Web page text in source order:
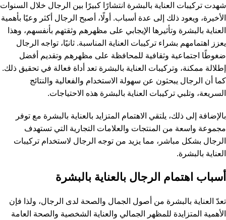
شهدت تركيبات العناية بالبشرة انتشارًا كبيرًا بين الرجال خلال السنوات
الأخيرة، ويعود ذلك إلى عدة أسباب. أولًا، أصبح الرجال أكثر وعيًا بأهمية
العناية بالبشرة وتأثيرها الإيجابي على مظهرهم وثقتهم بأنفسهم، وهذا
يعزز اهتمامهم بشراء تركيبات العناية المناسبة. ثانيًا، تواجه الرجال
ضغوطًا اجتماعية وثقافية للمحافظة على مظهرهم وتقديم أفضل
إطلالة ممكنة، وتركيبات العناية بالبشرة تعد أداة فعالة في تحقيق ذلك.
كما أن الرجال يبحثون عن سهولة الاستخدام والفعالية والنتائج
السريعة، وتلبي تركيبات العناية بالبشرة هذه الاحتياجات.
بالإضافة إلى ذلك، يلتقي الاهتمام المتزايد بالعناية بالبشرة مع توفر
مجموعة واسعة من المنتجات والعلامات التجارية التي تستهدف
الرجال بشكل مباشر، مما يزيد من توجه الرجال لاستخدام تركيبات
العناية بالبشرة.
أسباب اهتمام الرجال بالعناية بالبشرة
تعدّ العناية بالبشرة من أصول الجمال والصحة لدى الرجال، ولذا فإن
الأهمية المتزايدة للمظهر الجمالي والعناية الشخصية والصحة العامة